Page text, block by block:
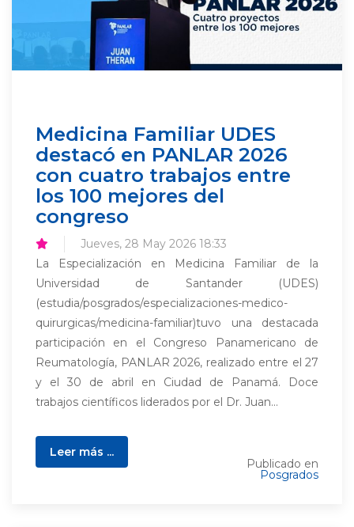
Medicina Familiar UDES
destacó en PANLAR 2026
con cuatro trabajos entre
los 100 mejores del
congreso
Jueves, 28 May 2026 18:33
La Especialización en Medicina Familiar de la
Universidad de Santander (UDES)
(estudia/posgrados/especializaciones-medico-
quirurgicas/medicina-familiar)tuvo una destacada
participación en el Congreso Panamericano de
Reumatología, PANLAR 2026, realizado entre el 27
y el 30 de abril en Ciudad de Panamá. Doce
trabajos científicos liderados por el Dr. Juan...
Leer más ...
Publicado en
Posgrados